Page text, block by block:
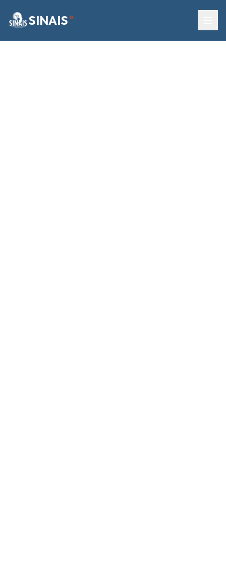
SINAIS ®